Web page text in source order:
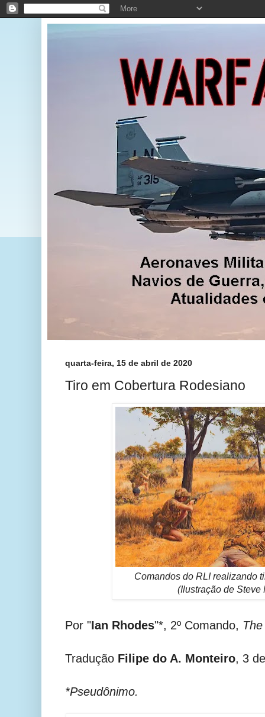
quarta-feira, 15 de abril de 2020
Tiro em Cobertura Rodesiano
Comandos do RLI realizando
(Ilustração de Steve
Por "Ian Rhodes"*, 2º Comando,
Tradução Filipe do A. Monteiro, 3
*Pseudônimo.